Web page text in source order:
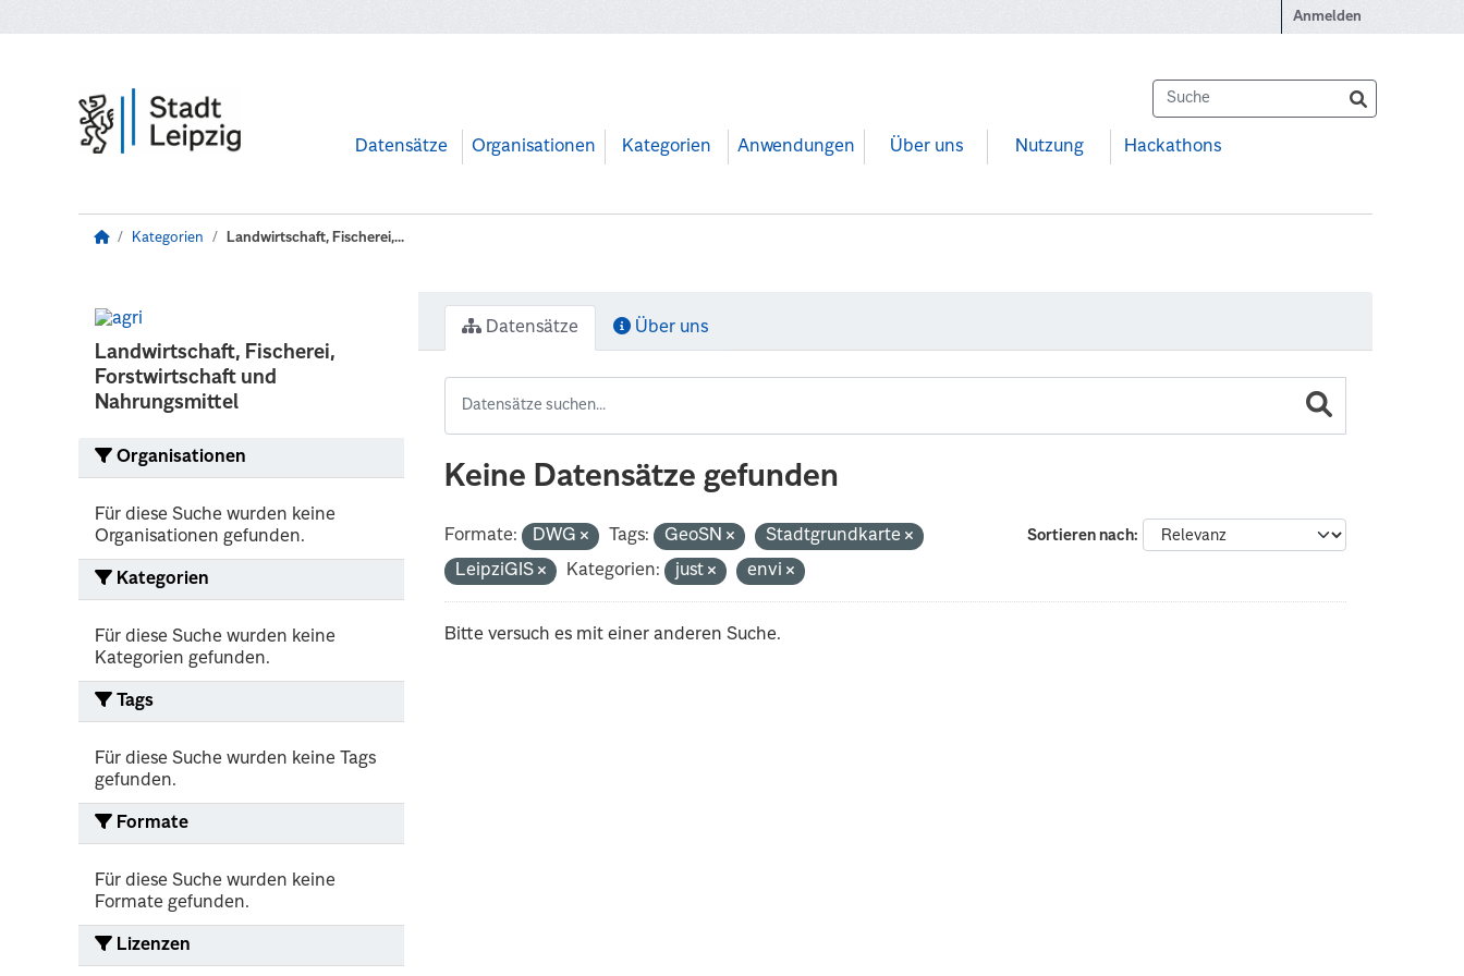
Anmelden
Datensätze Organisationen Kategorien Anwendungen Über uns Nutzung Hackathons
Kategorien Landwirtschaft, Fischerei,...
Landwirtschaft, Fischerei,
Forstwirtschaft und
Nahrungsmittel
Organisationen
Für diese Suche wurden keine
Organisationen gefunden.
Kategorien
Für diese Suche wurden keine
Kategorien gefunden.
Tags
Für diese Suche wurden keine Tags
gefunden.
Formate
Für diese Suche wurden keine
Formate gefunden.
Lizenzen
Datensätze Über uns
Keine Datensätze gefunden
Sortieren nach
Formate: DWG Tags: GeoSN
Stadtgrundkarte
LeipziGIS
Kategorien: just envi
Bitte versuch es mit einer anderen Suche.